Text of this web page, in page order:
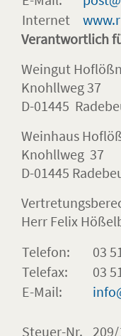
Internet
Verantwortlich
Weingut
Knohllweg 37
D-01445
Weinhaus
Knohllweg 37
D-01445
Herr Felix
Telefon:
03
Telefax:
03
E-Mail:
Steuer-Nr.